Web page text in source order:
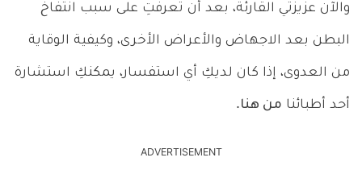
والآن عزيزتي القارئة، بعد أن تعرفتِ على سبب انتفاخ
البطن بعد الاجهاض والأعراض الأخرى، وكيفية الوقاية
من العدوى، إذا كان لديكِ أي استفسار، يمكنكِ استشارة
أحد أطبائنا من هنا.
ADVERTISEMENT